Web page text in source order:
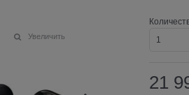
Увеличить
21